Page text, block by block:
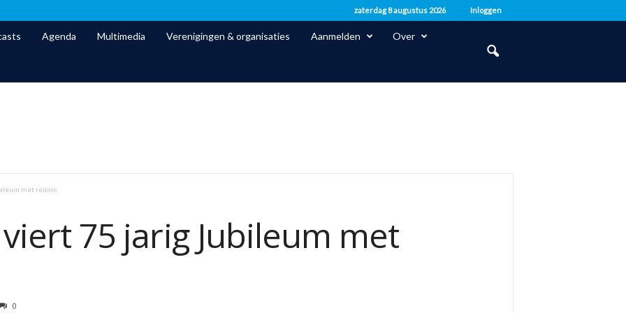
zaterdag 8 augustus 2026 Inloggen
Agenda Multimedia Verenigingen & organisaties Aanmelden Over
met reünie
75 jarig Jubileum met
0